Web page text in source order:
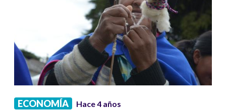
ECONOMÍA Hace 4 años